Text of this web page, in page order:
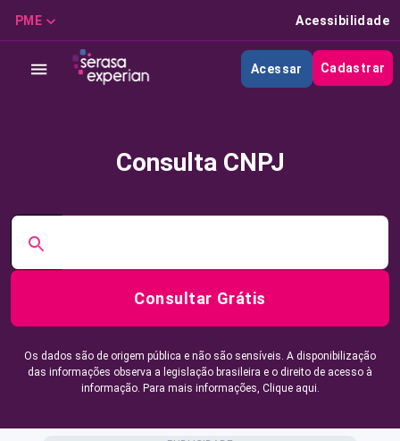
PME Acessibilidade
Acessar Cadastrar
Consulta CNPJ
Consultar Grátis
Os dados são de origem pública e não são sensíveis. A disponibilização
das informações observa a legislação brasileira e o direito de acesso à
informação. Para mais informações, Clique aqui.